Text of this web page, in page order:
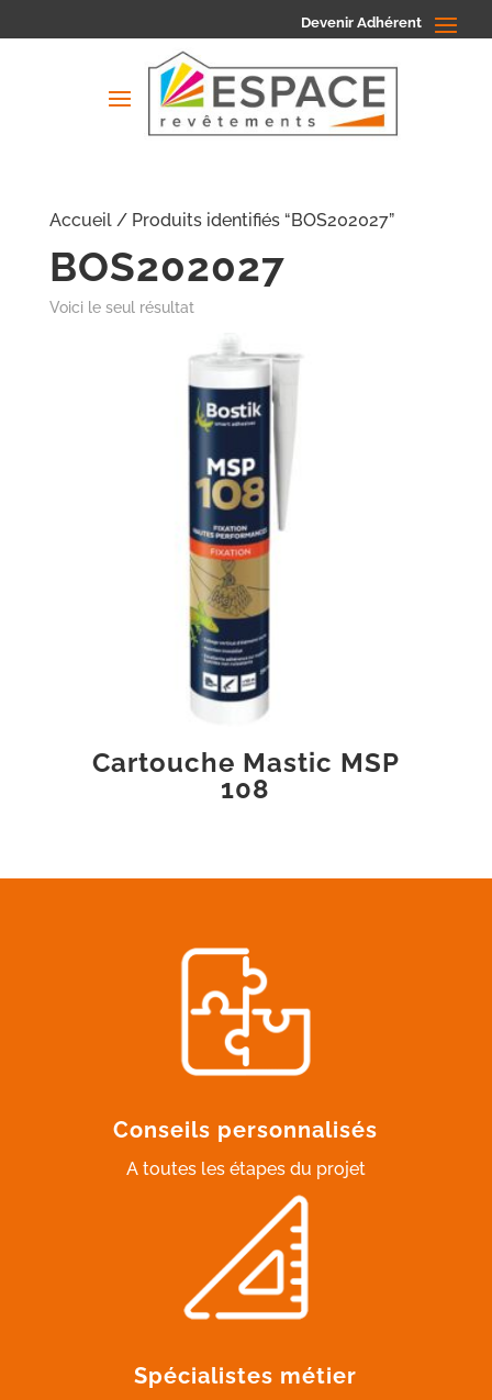
Devenir Adhérent
Accueil/ Produits identifiés “BOS202027”
BOS202027
Voici le seul résultat
Cartouche Mastic MSP
108
Conseils personnalisés
A toutes les étapes du projet
Spécialistes métier